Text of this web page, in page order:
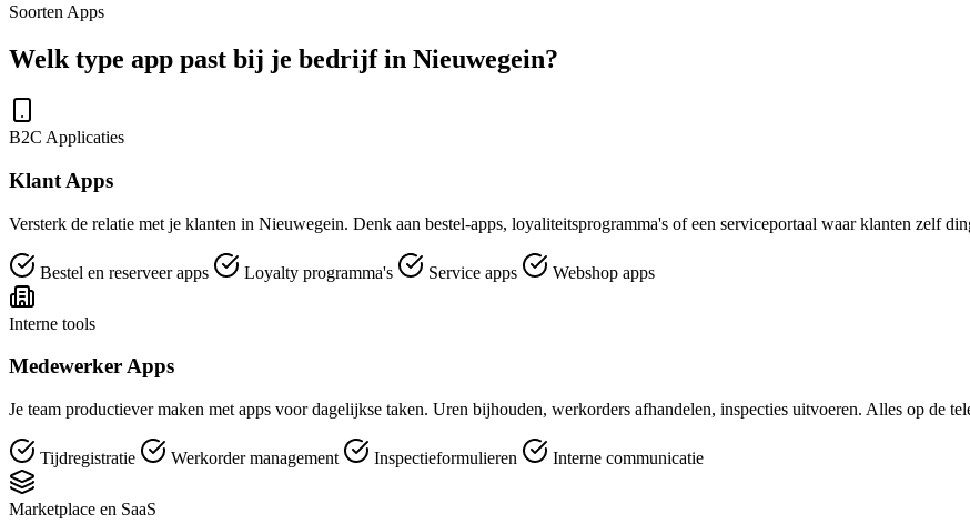
Soorten Apps
Welk type app past bij je bedrijf in Nieuwegein?
B2C Applicaties
Klant Apps
Versterk de relatie met je klanten in Nieuwegein. Denk aan bestel-apps, loyaliteitsprogramma's of een serviceportaal waar klanten zelf
Bestel en reserveer apps Loyalty programma's Service apps Webshop apps
Interne tools
Medewerker Apps
Je team productiever maken met apps voor dagelijkse taken. Uren bijhouden, werkorders afhandelen, inspecties uitvoeren. Alles op de
Tijdregistratie Werkorder management Inspectieformulieren Interne communicatie
Marketplace en SaaS